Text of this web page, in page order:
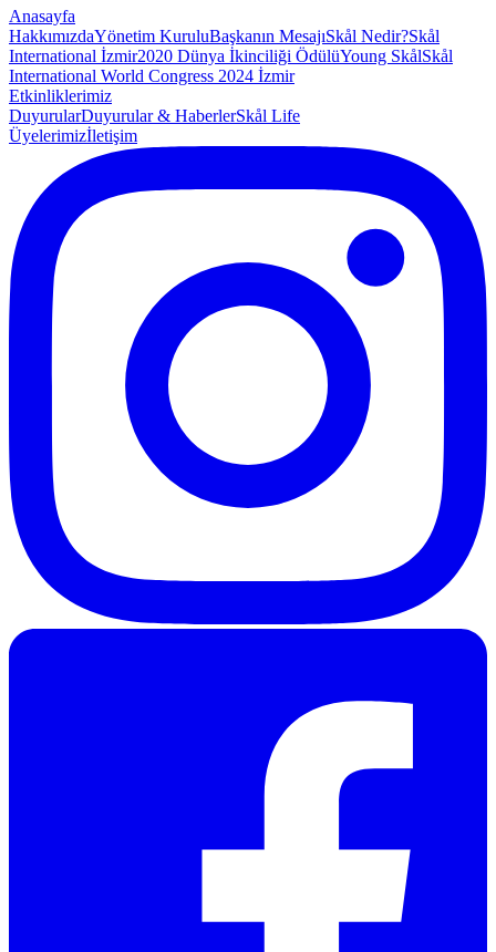
Anasayfa
HakkımızdaYönetim KuruluBaşkanın MesajıSkål Nedir?Skål
International İzmir2020 Dünya İkinciliği ÖdülüYoung SkålSkål
International World Congress 2024 İzmir
Etkinliklerimiz
DuyurularDuyurular & HaberlerSkål Life
Üyelerimizİletişim